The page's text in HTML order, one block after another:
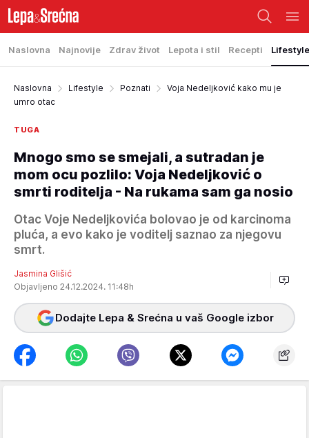
Naslovna Najnovije Zdrav život Lepota i stil Recepti Lifestyle
Naslovna Lifestyle Poznati
Voja Nedeljković kako mu je
umro otac
TUGA
Mnogo smo se smejali, a sutradan je
mom ocu pozlilo: Voja Nedeljković o
smrti roditelja - Na rukama sam ga nosio
Otac Voje Nedeljkovića bolovao je od karcinoma
pluća, a evo kako je voditelj saznao za njegovu
smrt.
Jasmina Glišić
Objavljeno 24.12.2024. 11:48h
Dodajte Lepa & Srećna u vaš Google izbor